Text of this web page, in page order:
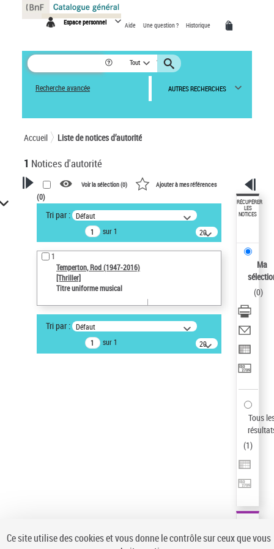
Espace personnel Aide Une question ? Historique
Tout
Recherche avancée AUTRES RECHERCHES
Accueil Liste de notices d’autorité
1 Notices d'autorité
VOTRE RECHERCHE
Recherche avancée dans les
notices d’autorité
Œuvres liées à l'auteur :
Temperton, Rod (1947-2016)
Type de notice d'autorité
Titre uniforme musical
Auteur d’œuvre
Voir la sélection (0) Ajouter à mes références
(0)
Tri par : Défaut
sur 1
20
résultats/page
1
Temperton, Rod (1947-2016)
[Thriller]
Titre uniforme musical
Tri par : Défaut
sur 1
20
résultats/page
RÉCUPÉRER
LES
NOTICES
Ma
(0)
Tous
(1)
Panneau de gestion des cookies
Ce site utilise des cookies et vous donne le contrôle sur ceux que vous